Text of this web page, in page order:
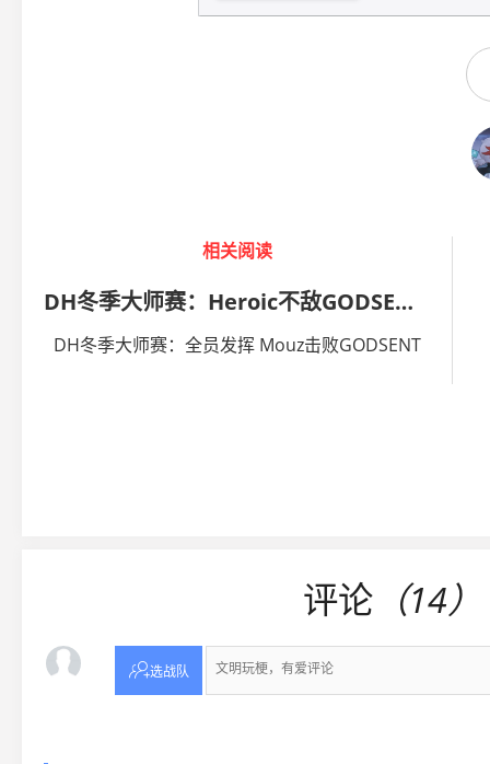
相关阅读
DH冬季大师赛：Heroic不敌GODSENT遭淘汰
DH冬季大师赛：全员发挥 Mouz击败GODSENT
评论 （14）
选战队